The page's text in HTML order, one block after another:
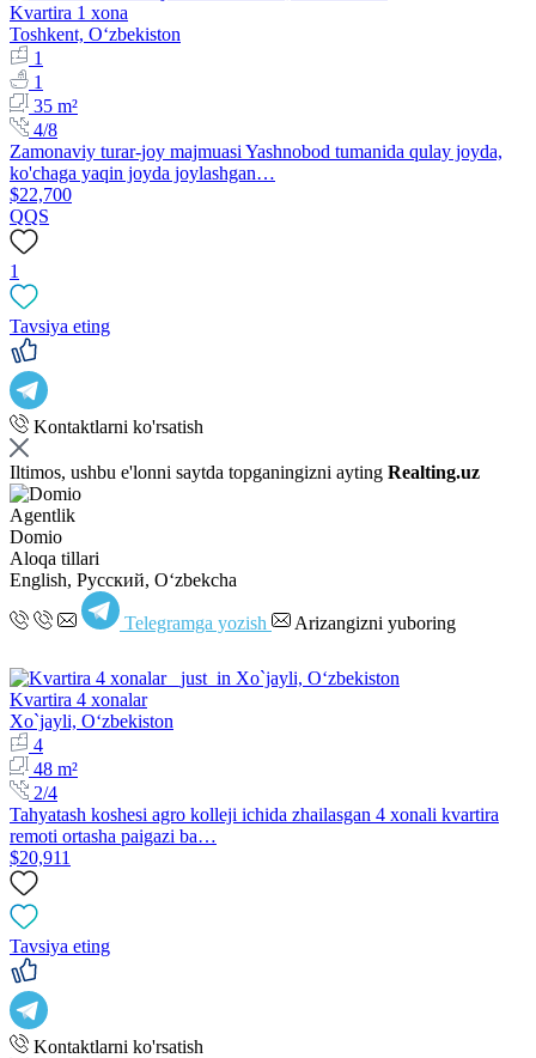
Kvartira 1 xona
Toshkent, Oʻzbekiston
1
1
35 m²
4/8
Zamonaviy turar-joy majmuasi Yashnobod tumanida qulay joyda,
ko'chaga yaqin joyda joylashgan…
$22,700
QQS
1
Tavsiya eting
Kontaktlarni ko'rsatish
Iltimos, ushbu e'lonni saytda topganingizni ayting Realting.uz
Agentlik
Domio
Aloqa tillari
English, Русский, Oʻzbekcha
Telegramga yozish Arizangizni yuboring
Kvartira 4 xonalar
Xo`jayli, Oʻzbekiston
4
48 m²
2/4
Tahyatash koshesi agro kolleji ichida zhailasgan 4 xonali kvartira
remoti ortasha paigazi ba…
$20,911
Tavsiya eting
Kontaktlarni ko'rsatish